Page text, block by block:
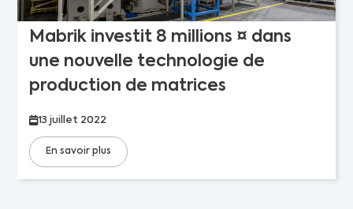
Mabrik investit 8 millions ¤ dans
une nouvelle technologie de
production de matrices
13 juillet 2022
En savoir plus